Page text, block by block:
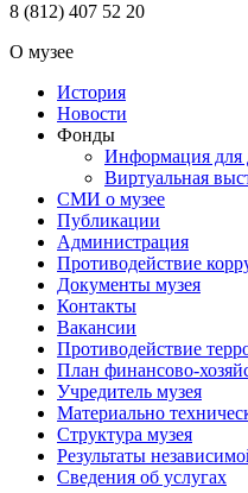
8 (812) 407 52 20
О музее
История
Новости
Фонды
Информация для
Виртуальная
СМИ о музее
Публикации
Администрация
Противодействие
Документы музея
Контакты
Вакансии
Противодействие
План финансово-
Учредитель музея
Материально
Структура музея
Результаты
Сведения об услугах